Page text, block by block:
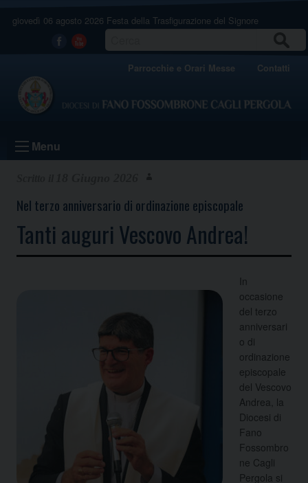
giovedì 06 agosto 2026 Festa della Trasfigurazione del Signore
Facebook
Youtube
Parrocchie e Orari Messe Contatti
Menu
Nel terzo anniversario di ordinazione episcopale
Tanti auguri Vescovo Andrea!
In
occasione
del terzo
anniversari
o di
ordinazione
episcopale
del Vescovo
Andrea, la
Diocesi di
Fano
Fossombro
ne Cagli
Pergola si